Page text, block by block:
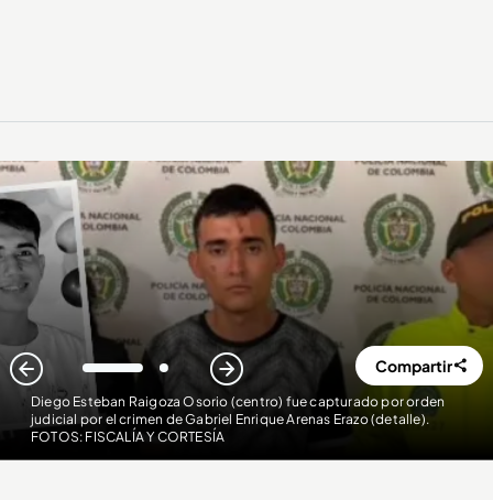
Diego Esteban Raigoza Osorio (centro) fue capturado por orden
judicial por el crimen de Gabriel Enrique Arenas Erazo (detalle).
FOTOS: FISCALÍA Y CORTESÍA
1 2 Compartir